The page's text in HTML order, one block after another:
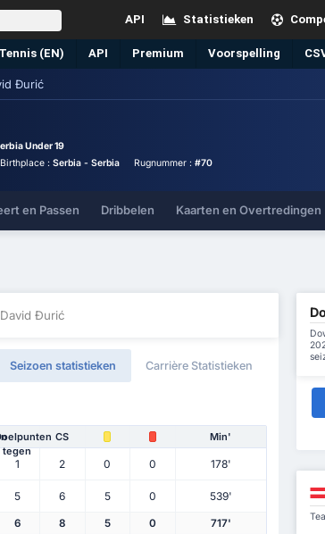
Statistieken
API
Tennis (EN) API Premium Voorspelling
Đurić
Under 19
Birthplace :Serbia - Serbia Rugnummer : #70
en Passen Dribbelen Kaarten en Overtredingen
Đurić
Seizoen statistieken Carrière Statistieken
tegen
CS Min'
1 2 0 0 178'
5 6 5 0 539'
6 8 5 0 717'